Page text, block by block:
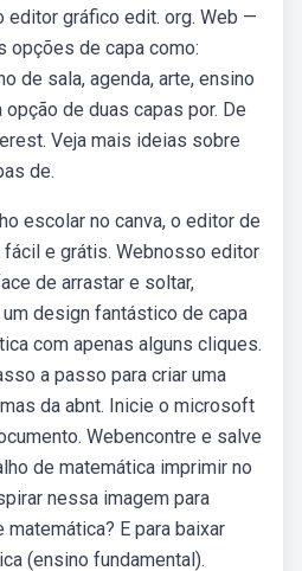
editor gráfico edit. org. Web —
opções de capa como:
de sala, agenda, arte, ensino
de duas capas por. De
Veja mais ideias sobre
de.
escolar no canva, o editor de
fácil e grátis. Webnosso editor
de arrastar e soltar,
design fantástico de capa
com apenas alguns cliques.
a passo para criar uma
da abnt. Inicie o microsoft
Webencontre e salve
de matemática imprimir no
nessa imagem para
E para baixar
(ensino fundamental).